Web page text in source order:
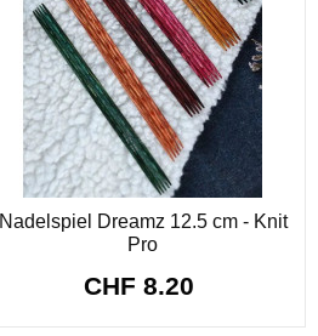
Nadelspiel Dreamz 12.5 cm - Knit
Pro
CHF 8.20